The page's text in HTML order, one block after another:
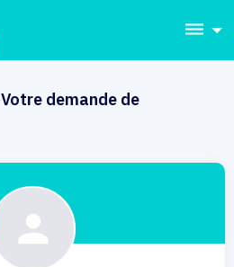
dehaze
Votre demande de